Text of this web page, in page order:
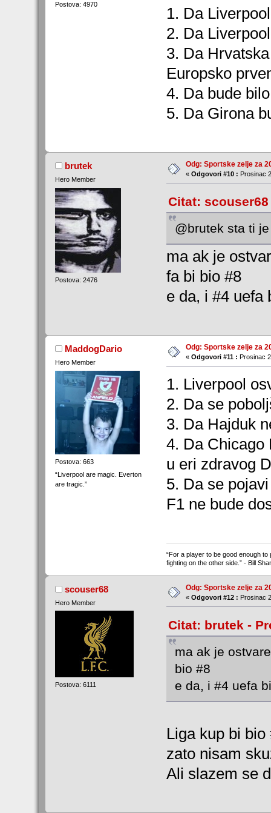
Postova: 4970
1. Da
2. Da
3. Da
Europsko
4. Da bude
5. Da Girona
brutek
Hero Member
Postova: 2476
Odg: Sportske zelje za
« Odgovori #10 : Prosinac
Citat: scouser68
@brutek sta ti
ma ak je
fa bi bio #8
e da, i #4 uefa
MaddogDario
Hero Member
Postova: 663
“Liverpool are magic. Everton
are tragic.”
Odg: Sportske zelje za
« Odgovori #11 : Prosinac
1. Liverpool
2. Da se
3. Da Hajduk
4. Da Chicago
u eri zdravog
5. Da se
F1 ne bude
“For a player to be good enough
fighting on the other side.” - Bill
scouser68
Hero Member
Postova: 6111
Odg: Sportske zelje za
« Odgovori #12 : Prosinac
Citat: brutek -
ma ak je
bio #8
e da, i #4 uefa
Liga kup bi
zato nisam
Ali slazem se